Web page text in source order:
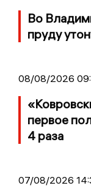
Во
пруду
08/08/2026
первое
4 раза
07/08/2026